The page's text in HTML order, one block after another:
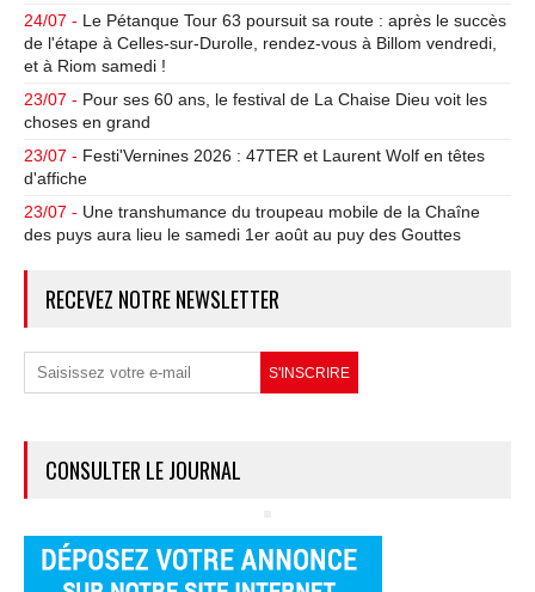
24/07 - Le Pétanque Tour 63 poursuit sa route : après le succès
de l'étape à Celles-sur-Durolle, rendez-vous à Billom vendredi,
et à Riom samedi !
23/07 - Pour ses 60 ans, le festival de La Chaise Dieu voit les
choses en grand
23/07 - Festi'Vernines 2026 : 47TER et Laurent Wolf en têtes
d'affiche
23/07 - Une transhumance du troupeau mobile de la Chaîne
des puys aura lieu le samedi 1er août au puy des Gouttes
RECEVEZ NOTRE NEWSLETTER
CONSULTER LE JOURNAL